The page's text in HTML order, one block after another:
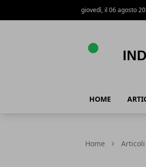
giovedì, il 06 agosto
HOME
Home Articoli